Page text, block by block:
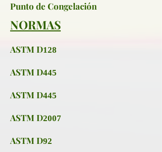
Punto de Congelación
NORMAS
ASTM D128
ASTM D445
ASTM D445
ASTM D2007
ASTM D92